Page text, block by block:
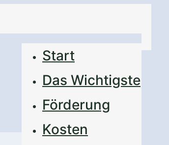
Start
Das Wichtigste
Förderung
Kosten